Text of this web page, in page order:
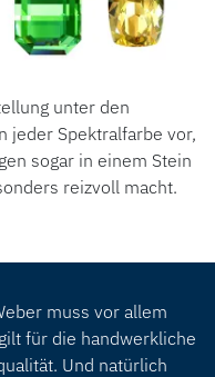
unter den
jeder Spektralfarbe vor,
sogar in einem Stein
reizvoll macht.
muss vor allem
für die handwerkliche
Und natürlich